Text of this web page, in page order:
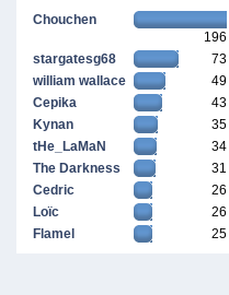
Chouchen
196
stargatesg68
73
william wallace
49
Cepika
43
Kynan
35
tHe_LaMaN
34
The Darkness
31
Cedric
26
Loïc
26
Flamel
25